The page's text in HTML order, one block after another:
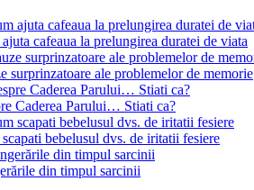
cafeaua la prelungirea duratei de viata
surprinzatoare ale problemelor de memorie
Caderea Parului… Stiati ca?
bebelusul dvs. de iritatii fesiere
din timpul sarcinii